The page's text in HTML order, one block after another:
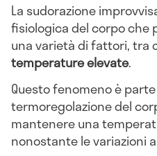
La sudorazione
fisiologica del corpo che
una varietà di fattori, tra
temperature elevate.
Questo fenomeno è
termoregolazione del
mantenere una
nonostante le variazioni